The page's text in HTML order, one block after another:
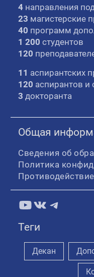
4 направления
23 магистерские
40 программ
1 200 студентов
120
11 аспирантских
120 аспирантов и
3 докторанта
Общая
Сведения об
Политика
YouTube
Теги
Декан